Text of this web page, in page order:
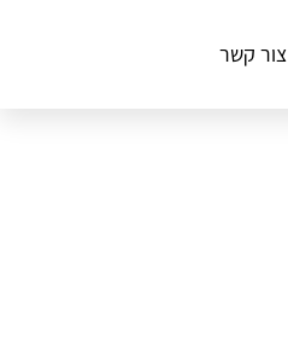
צור קשר